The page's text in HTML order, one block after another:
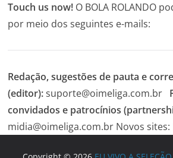
Touch us now! O BOLA ROLANDO
por meio dos seguintes e-mails:
Redação, sugestões de pauta e
(editor): suporte@oimeliga.com.br
convidados e patrocínios
midia@oimeliga.com.br Novos sites: